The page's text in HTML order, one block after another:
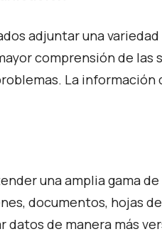
adjuntar una
comprensión de
La
una amplia gama
documentos, hojas
de manera más